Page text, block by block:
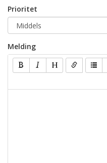
Prioritet
Melding